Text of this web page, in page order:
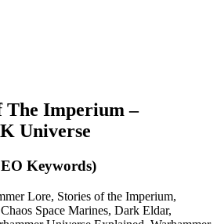
The Imperium –
Universe
Keywords)
Lore, Stories of the Imperium,
Space Marines, Dark Eldar,